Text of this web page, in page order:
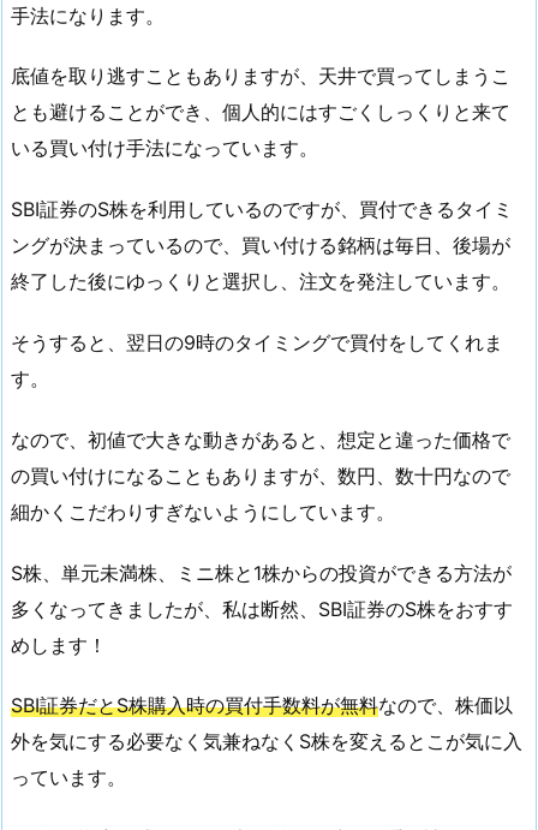
手法になります。
底値を取り逃すこともありますが、天井で買ってしまうこ
とも避けることができ、個人的にはすごくしっくりと来て
いる買い付け手法になっています。
SBI証券のS株を利用しているのですが、買付できるタイミ
ングが決まっているので、買い付ける銘柄は毎日、後場が
終了した後にゆっくりと選択し、注文を発注しています。
そうすると、翌日の9時のタイミングで買付をしてくれま
す。
なので、初値で大きな動きがあると、想定と違った価格で
の買い付けになることもありますが、数円、数十円なので
細かくこだわりすぎないようにしています。
S株、単元未満株、ミニ株と1株からの投資ができる方法が
多くなってきましたが、私は断然、SBI証券のS株をおすす
めします！
SBI証券だとS株購入時の買付手数料が無料なので、株価以
外を気にする必要なく気兼ねなくS株を変えるとこが気に入
っています。